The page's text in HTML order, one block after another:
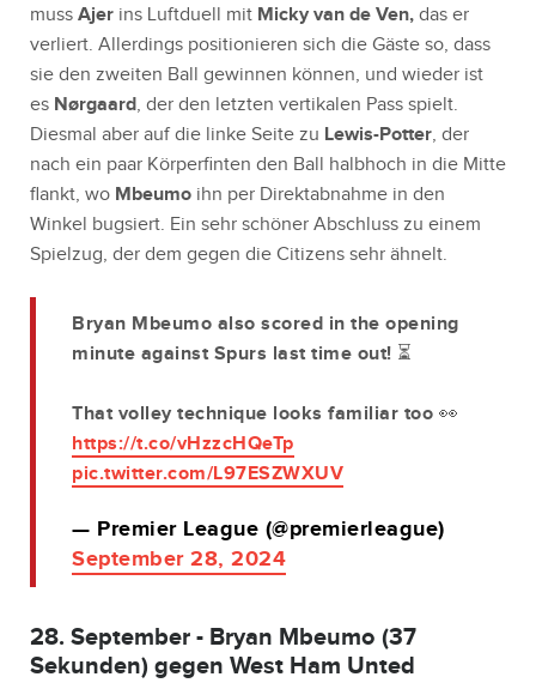
muss Ajer ins Luftduell mit Micky van de Ven, das er
verliert. Allerdings positionieren sich die Gäste so, dass
sie den zweiten Ball gewinnen können, und wieder ist
es Nørgaard, der den letzten vertikalen Pass spielt.
Diesmal aber auf die linke Seite zu Lewis-Potter, der
nach ein paar Körperfinten den Ball halbhoch in die Mitte
flankt, wo Mbeumo ihn per Direktabnahme in den
Winkel bugsiert. Ein sehr schöner Abschluss zu einem
Spielzug, der dem gegen die Citizens sehr ähnelt.
Bryan Mbeumo also scored in the opening
minute against Spurs last time out! ⏳
That volley technique looks familiar too 👀
https://t.co/vHzzcHQeTp
pic.twitter.com/L97ESZWXUV
— Premier League (@premierleague)
September 28, 2024
28. September - Bryan Mbeumo (37
Sekunden) gegen West Ham Unted